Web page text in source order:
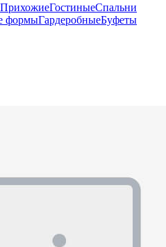
ПрихожиеГостиныеСпальни
формыГардеробныеБуфеты